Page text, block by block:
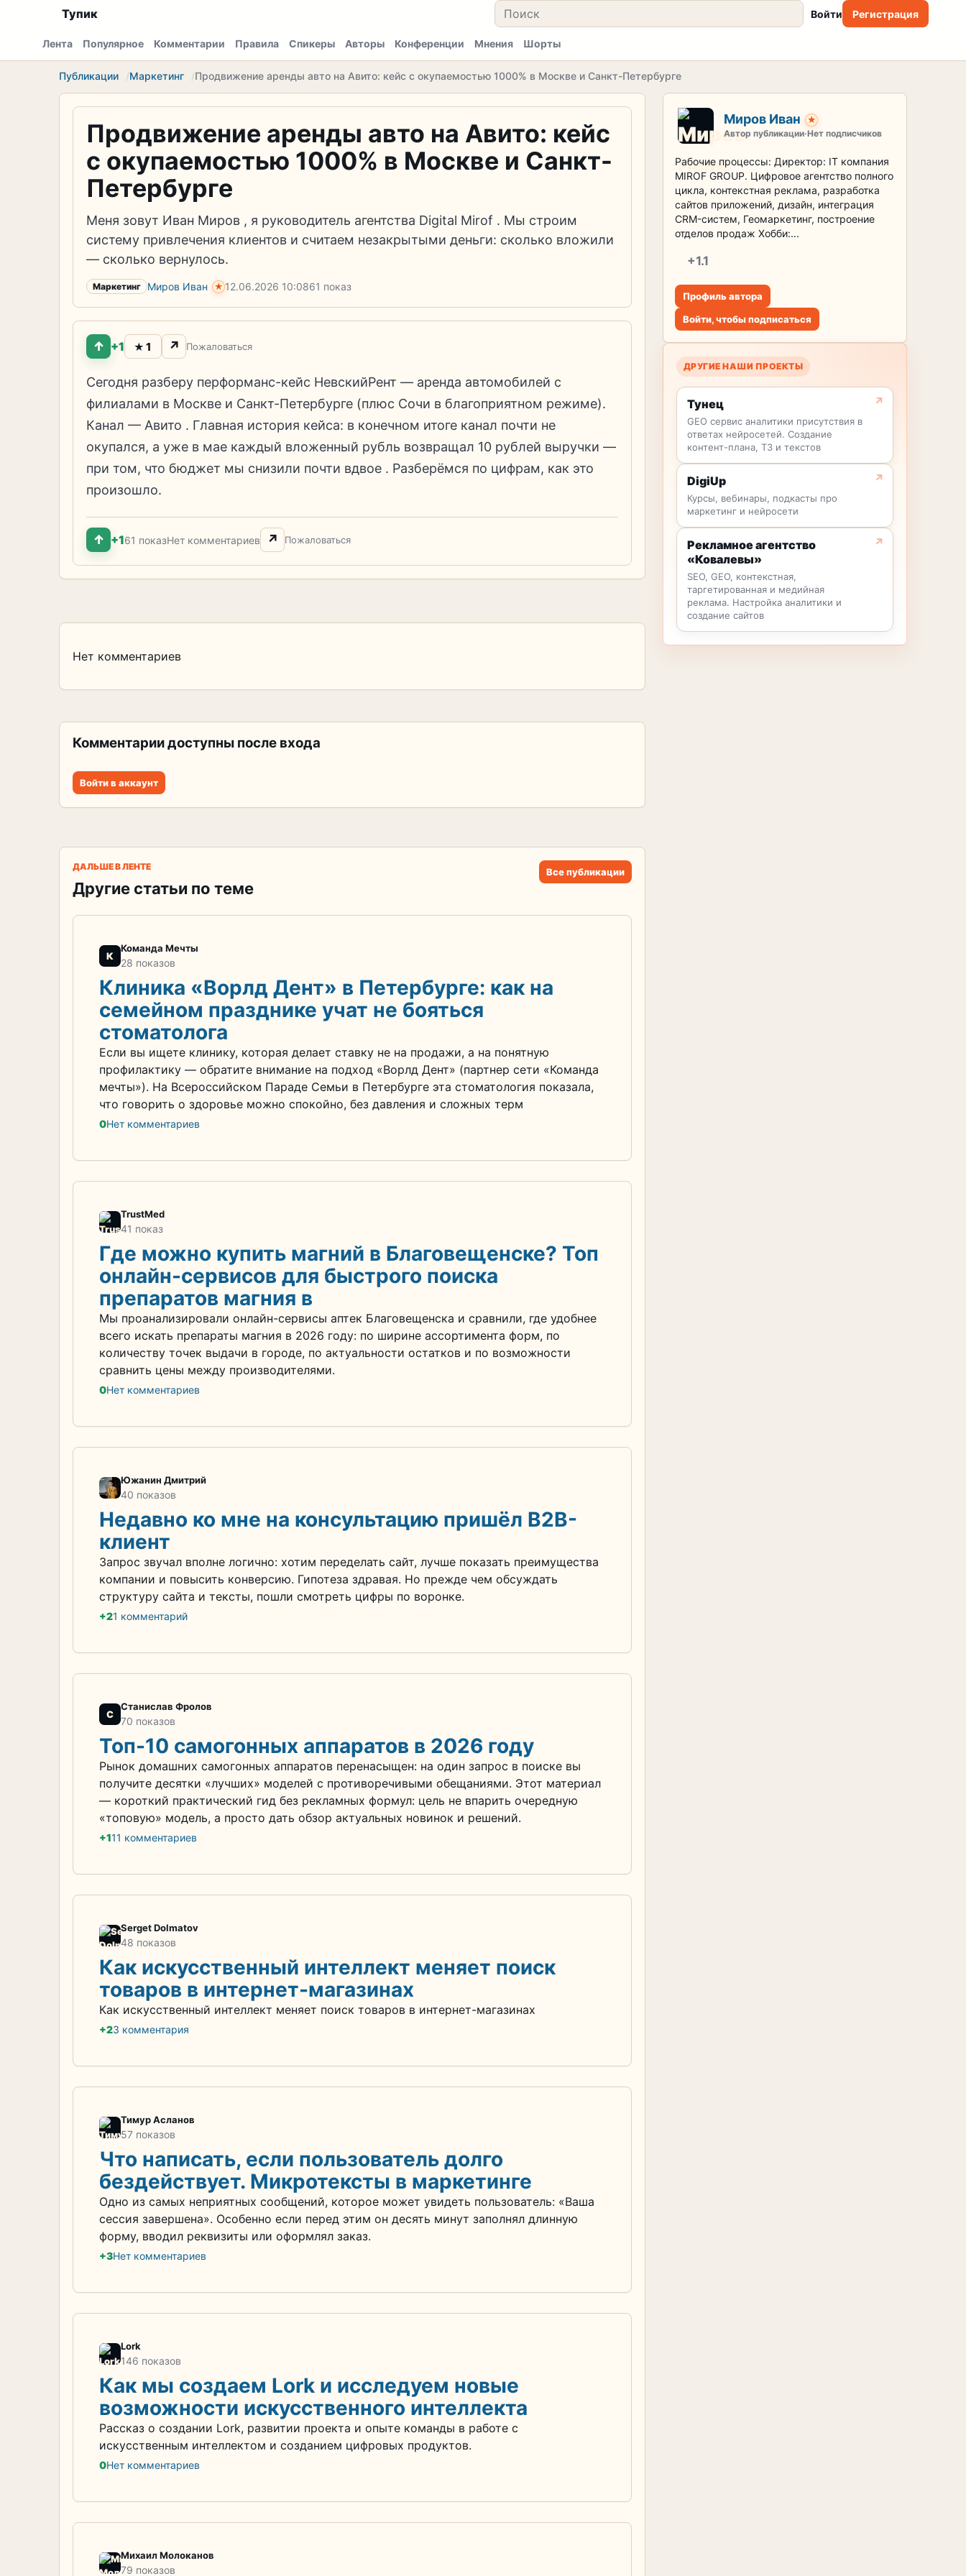
Тупик
Лента Популярное Комментарии Правила Спикеры Авторы Конференции Мнения Шорты
Войти Регистрация
Публикации Маркетинг Продвижение аренды авто на Авито: кейс с окупаемостью 1000% в Москве и Санкт-Петербурге
Продвижение аренды авто на Авито: кейс
с окупаемостью 1000% в Москве и Санкт-
Петербурге
Меня зовут Иван Миров , я руководитель агентства Digital Mirof . Мы строим
систему привлечения клиентов и считаем незакрытыми деньги: сколько вложили
— сколько вернулось.
Маркетинг Миров Иван ★ 12.06.2026 10:0861 показ
↑ +1 ★ 1 ↗ Пожаловаться
Сегодня разберу перформанс-кейс НевскийРент — аренда автомобилей с
филиалами в Москве и Санкт-Петербурге (плюс Сочи в благоприятном режиме).
Канал — Авито . Главная история кейса: в конечном итоге канал почти не
окупался, а уже в мае каждый вложенный рубль возвращал 10 рублей выручки —
при том, что бюджет мы снизили почти вдвое . Разберёмся по цифрам, как это
произошло.
↑ +161 показНет комментариев ↗ Пожаловаться
Миров Иван
★
Автор публикации·Нет подписчиков
Рабочие процессы: Директор: IT компания
MIROF GROUP. Цифровое агентство полного
цикла, контекстная реклама, разработка
сайтов приложений, дизайн, интеграция
CRM-систем, Геомаркетинг, построение
отделов продаж Хобби:...
+1.1
Профиль автора
Войти, чтобы подписаться
ДРУГИЕ НАШИ ПРОЕКТЫ
Тунец
GEO сервис аналитики присутствия в
ответах нейросетей. Создание
контент-плана, ТЗ и текстов
DigiUp
Курсы, вебинары, подкасты про
маркетинг и нейросети
Рекламное агентство
«Ковалевы»
SEO, GEO, контекстная,
таргетированная и медийная
реклама. Настройка аналитики и
создание сайтов
Нет комментариев
Комментарии доступны после входа
Войти в аккаунт
ДАЛЬШЕ В ЛЕНТЕ
Другие статьи по теме
Все публикации
К
Команда Мечты
28 показов
Клиника «Ворлд Дент» в Петербурге: как на
семейном празднике учат не бояться
стоматолога
Если вы ищете клинику, которая делает ставку не на продажи, а на понятную
профилактику — обратите внимание на подход «Ворлд Дент» (партнер сети «Команда
мечты»). На Всероссийском Параде Семьи в Петербурге эта стоматология показала,
что говорить о здоровье можно спокойно, без давления и сложных терм
0Нет комментариев
TrustMed
41 показ
Где можно купить магний в Благовещенске? Топ
онлайн-сервисов для быстрого поиска
препаратов магния в
Мы проанализировали онлайн-сервисы аптек Благовещенска и сравнили, где удобнее
всего искать препараты магния в 2026 году: по ширине ассортимента форм, по
количеству точек выдачи в городе, по актуальности остатков и по возможности
сравнить цены между производителями.
0Нет комментариев
Южанин Дмитрий
40 показов
Недавно ко мне на консультацию пришёл B2B-
клиент
Запрос звучал вполне логично: хотим переделать сайт, лучше показать преимущества
компании и повысить конверсию. Гипотеза здравая. Но прежде чем обсуждать
структуру сайта и тексты, пошли смотреть цифры по воронке.
+21 комментарий
С
Станислав Фролов
70 показов
Топ-10 самогонных аппаратов в 2026 году
Рынок домашних самогонных аппаратов перенасыщен: на один запрос в поиске вы
получите десятки «лучших» моделей с противоречивыми обещаниями. Этот материал
— короткий практический гид без рекламных формул: цель не впарить очередную
«топовую» модель, а просто дать обзор актуальных новинок и решений.
+111 комментариев
Serget Dolmatov
48 показов
Как искусственный интеллект меняет поиск
товаров в интернет-магазинах
Как искусственный интеллект меняет поиск товаров в интернет-магазинах
+23 комментария
Тимур Асланов
57 показов
Что написать, если пользователь долго
бездействует. Микротексты в маркетинге
Одно из самых неприятных сообщений, которое может увидеть пользователь: «Ваша
сессия завершена». Особенно если перед этим он десять минут заполнял длинную
форму, вводил реквизиты или оформлял заказ.
+3Нет комментариев
Lork
146 показов
Как мы создаем Lork и исследуем новые
возможности искусственного интеллекта
Рассказ о создании Lork, развитии проекта и опыте команды в работе с
искусственным интеллектом и созданием цифровых продуктов.
0Нет комментариев
Михаил Молоканов
79 показов